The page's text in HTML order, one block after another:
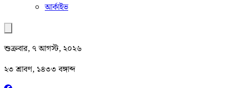
আর্কাইভ
শুক্রবার, ৭ আগস্ট, ২০২৬
২৩ শ্রাবণ, ১৪৩৩ বঙ্গাব্দ